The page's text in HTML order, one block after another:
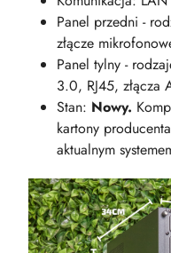
Panel przedni -
złącze
Panel tylny -
3.0, RJ45, złącza
Stan: Nowy.
kartony
aktualnym